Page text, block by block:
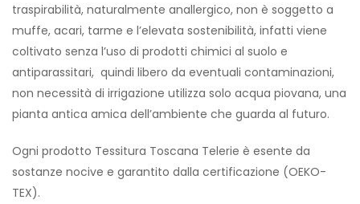
traspirabilità, naturalmente anallergico, non è soggetto a
muffe, acari, tarme e l’elevata sostenibilità, infatti viene
coltivato senza l’uso di prodotti chimici al suolo e
antiparassitari, quindi libero da eventuali contaminazioni,
non necessità di irrigazione utilizza solo acqua piovana, una
pianta antica amica dell’ambiente che guarda al futuro.
Ogni prodotto Tessitura Toscana Telerie è esente da
sostanze nocive e garantito dalla certificazione (OEKO-
TEX).